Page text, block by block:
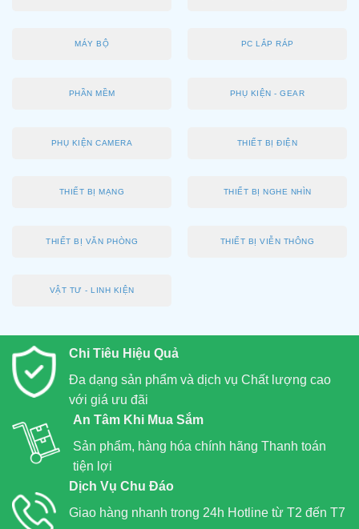
MÁY BỘ PC LẮP RÁP
PHẦN MỀM PHỤ KIỆN - GEAR
PHỤ KIỆN CAMERA THIẾT BỊ ĐIỆN
THIẾT BỊ MẠNG THIẾT BỊ NGHE NHÌN
THIẾT BỊ VĂN PHÒNG THIẾT BỊ VIỄN THÔNG
VẬT TƯ - LINH KIỆN
Chi Tiêu Hiệu Quả
Đa dạng sản phẩm và dịch vụ Chất lượng cao
với giá ưu đãi
An Tâm Khi Mua Sắm
Sản phẩm, hàng hóa chính hãng Thanh toán
tiện lợi
Dịch Vụ Chu Đáo
Giao hàng nhanh trong 24h Hotline từ T2 đến T7